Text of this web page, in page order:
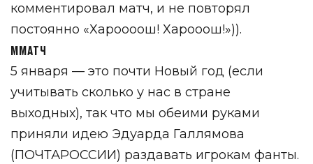
комментировал матч, и не повторял
постоянно «Хароооош! Харооош!»)).
ММАТЧ
5 января — это почти Новый год (если
учитывать сколько у нас в стране
выходных), так что мы обеими руками
приняли идею Эдуарда Галлямова
(ПОЧТАРОССИИ) раздавать игрокам фанты.